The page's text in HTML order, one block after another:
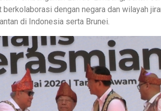
dengan negara dan wilayah
di Indonesia serta Brunei.